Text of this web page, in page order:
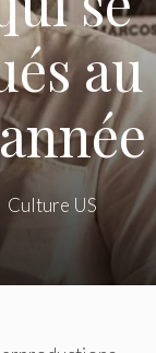
au
Culture US